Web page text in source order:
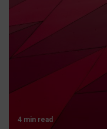
4 min read